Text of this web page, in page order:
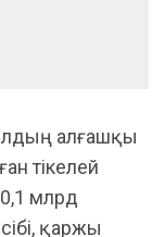
алғашқы
тікелей
млрд
қаржы